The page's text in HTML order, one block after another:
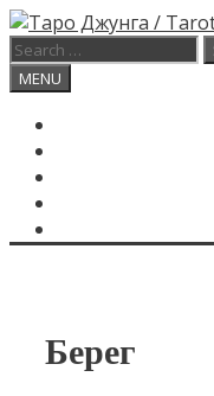
Skip
to
content
Search
for:
Search
MENU
Берег